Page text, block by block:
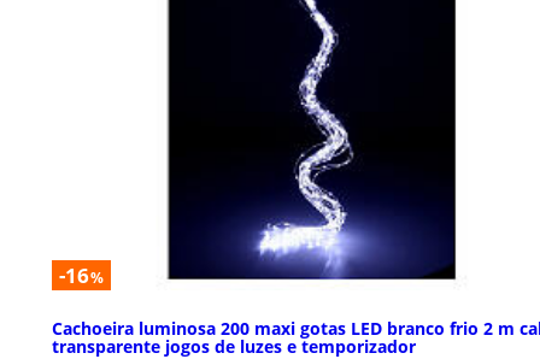
-16%
Cachoeira luminosa 200 maxi gotas LED branco frio 2 m
transparente jogos de luzes e temporizador